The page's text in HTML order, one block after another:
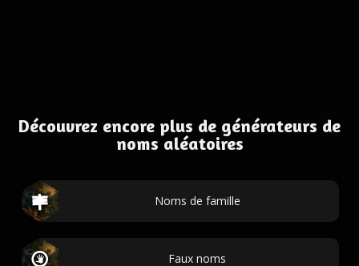
Découvrez encore plus de générateurs de
noms aléatoires
Noms de famille
Faux noms